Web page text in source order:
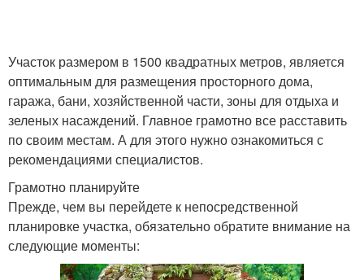
Участок размером в 1500 квадратных метров, является
оптимальным для размещения просторного дома,
гаража, бани, хозяйственной части, зоны для отдыха и
зеленых насаждений. Главное грамотно все расставить
по своим местам. А для этого нужно ознакомиться с
рекомендациями специалистов.
Грамотно планируйте
Прежде, чем вы перейдете к непосредственной
планировке участка, обязательно обратите внимание на
следующие моменты: